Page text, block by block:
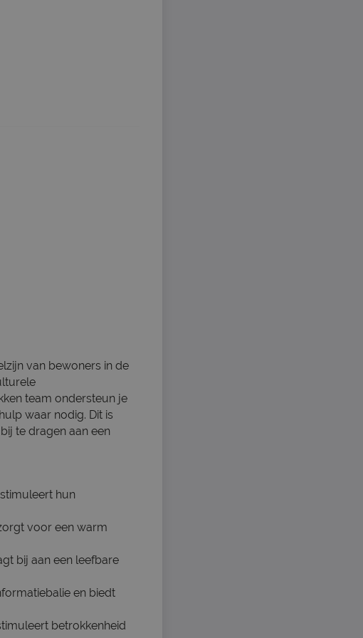
van bewoners in de
team ondersteun je
waar nodig. Dit is
te dragen aan een
hun
voor een warm
bij aan een leefbare
en biedt
betrokkenheid